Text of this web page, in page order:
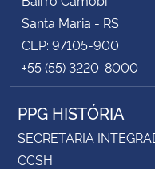
Santa Maria - RS
CEP: 97105-900
+55 (55) 3220-8000
PPG HISTÓRIA
SECRETARIA
CCSH